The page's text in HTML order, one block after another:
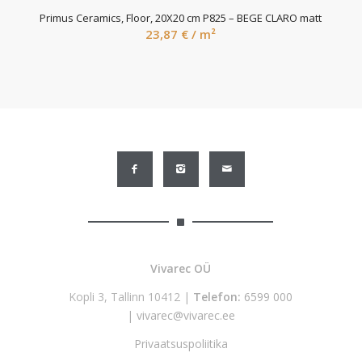
Primus Ceramics, Floor, 20X20 cm P825 – BEGE CLARO matt
23,87 € / m²
Vivarec OÜ
Kopli 3, Tallinn 10412 | Telefon: 6599 000
| vivarec@vivarec.ee
Privaatsuspoliitika